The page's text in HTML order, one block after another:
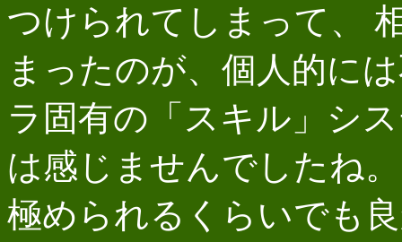
つけられてしまって、
まったのが、個人的に
ラ固有の「スキル」シ
は感じませんでしたね
極められるくらいでも